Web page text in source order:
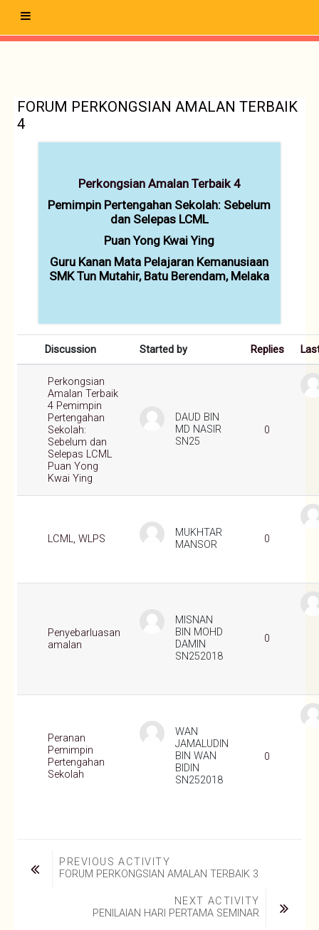
Side panel
FORUM PERKONGSIAN AMALAN TERBAIK
4
Perkongsian Amalan Terbaik 4
Pemimpin Pertengahan Sekolah: Sebelum
dan Selepas LCML
Puan Yong Kwai Ying
Guru Kanan Mata Pelajaran Kemanusiaan
SMK Tun Mutahir, Batu Berendam, Melaka
Discussion
Started by Replies
Perkongsian
Amalan Terbaik
4 Pemimpin
Pertengahan
Sekolah:
Sebelum dan
Selepas LCML
Puan Yong
Kwai Ying
DAUD BIN
MD NASIR
SN25
0
LCML, WLPS
MUKHTAR
MANSOR
0
Penyebarluasan
amalan
MISNAN
BIN MOHD
DAMIN
SN252018
0
Peranan
Pemimpin
Pertengahan
Sekolah
WAN
JAMALUDIN
BIN WAN
BIDIN
SN252018
0
PREVIOUS ACTIVITY
FORUM PERKONGSIAN AMALAN TERBAIK 3
NEXT ACTIVITY
PENILAIAN HARI PERTAMA SEMINAR